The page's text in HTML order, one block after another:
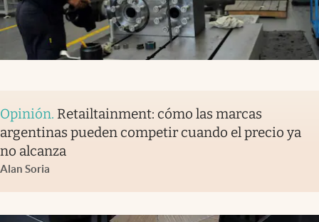
Opinión. Retailtainment: cómo las marcas
argentinas pueden competir cuando el precio ya
no alcanza
Alan Soria